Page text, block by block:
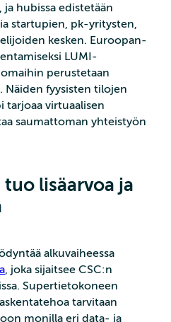
hubissa edistetään
startupien, pk-yritysten,
kesken. Euroopan-
LUMI-
perustetaan
Näiden fyysisten tilojen
tarjoaa virtuaalisen
saumattoman yhteistyön
lisäarvoa ja
alkuvaiheessa
, joka sijaitsee CSC:n
Supertietokoneen
tarvitaan
monilla eri data- ja